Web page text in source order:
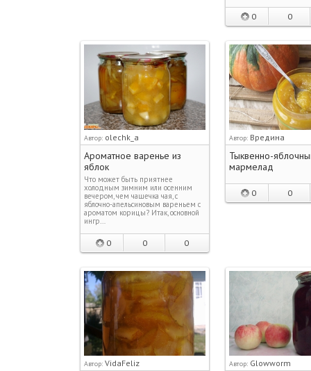
0 0
Автор: olechk_a
Ароматное варенье из
яблок
Что может быть приятнее
холодным зимним или осенним
вечером, чем чашечка чая, с
яблочно-апельсиновым вареньем с
ароматом корицы? Итак, основной
ингр…
0 0 0
Автор: Вредина
Тыквенно-
мармелад
0 0
Автор: VidaFeliz Автор: Glowworm